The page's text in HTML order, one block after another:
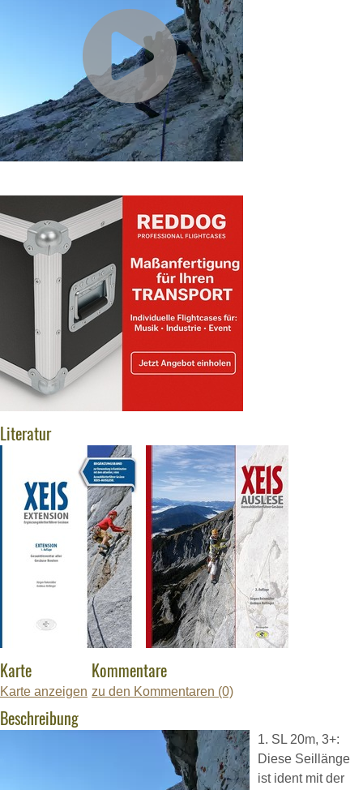
Literatur
Karte
Karte anzeigen
Kommentare
zu den Kommentaren (0)
Beschreibung
1. SL 20m, 3+:
Diese Seillänge
ist ident mit der